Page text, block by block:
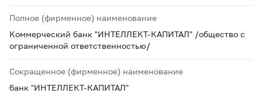
Полное (фирменное) наименование
Коммерческий банк "ИНТЕЛЛЕКТ-КАПИТАЛ" /общество с
ограниченной ответственностью/
Сокращенное (фирменное) наименование
банк "ИНТЕЛЛЕКТ-КАПИТАЛ"